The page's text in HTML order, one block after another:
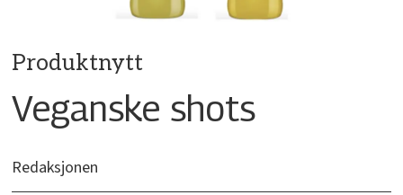
Produktnytt
Veganske shots
Redaksjonen